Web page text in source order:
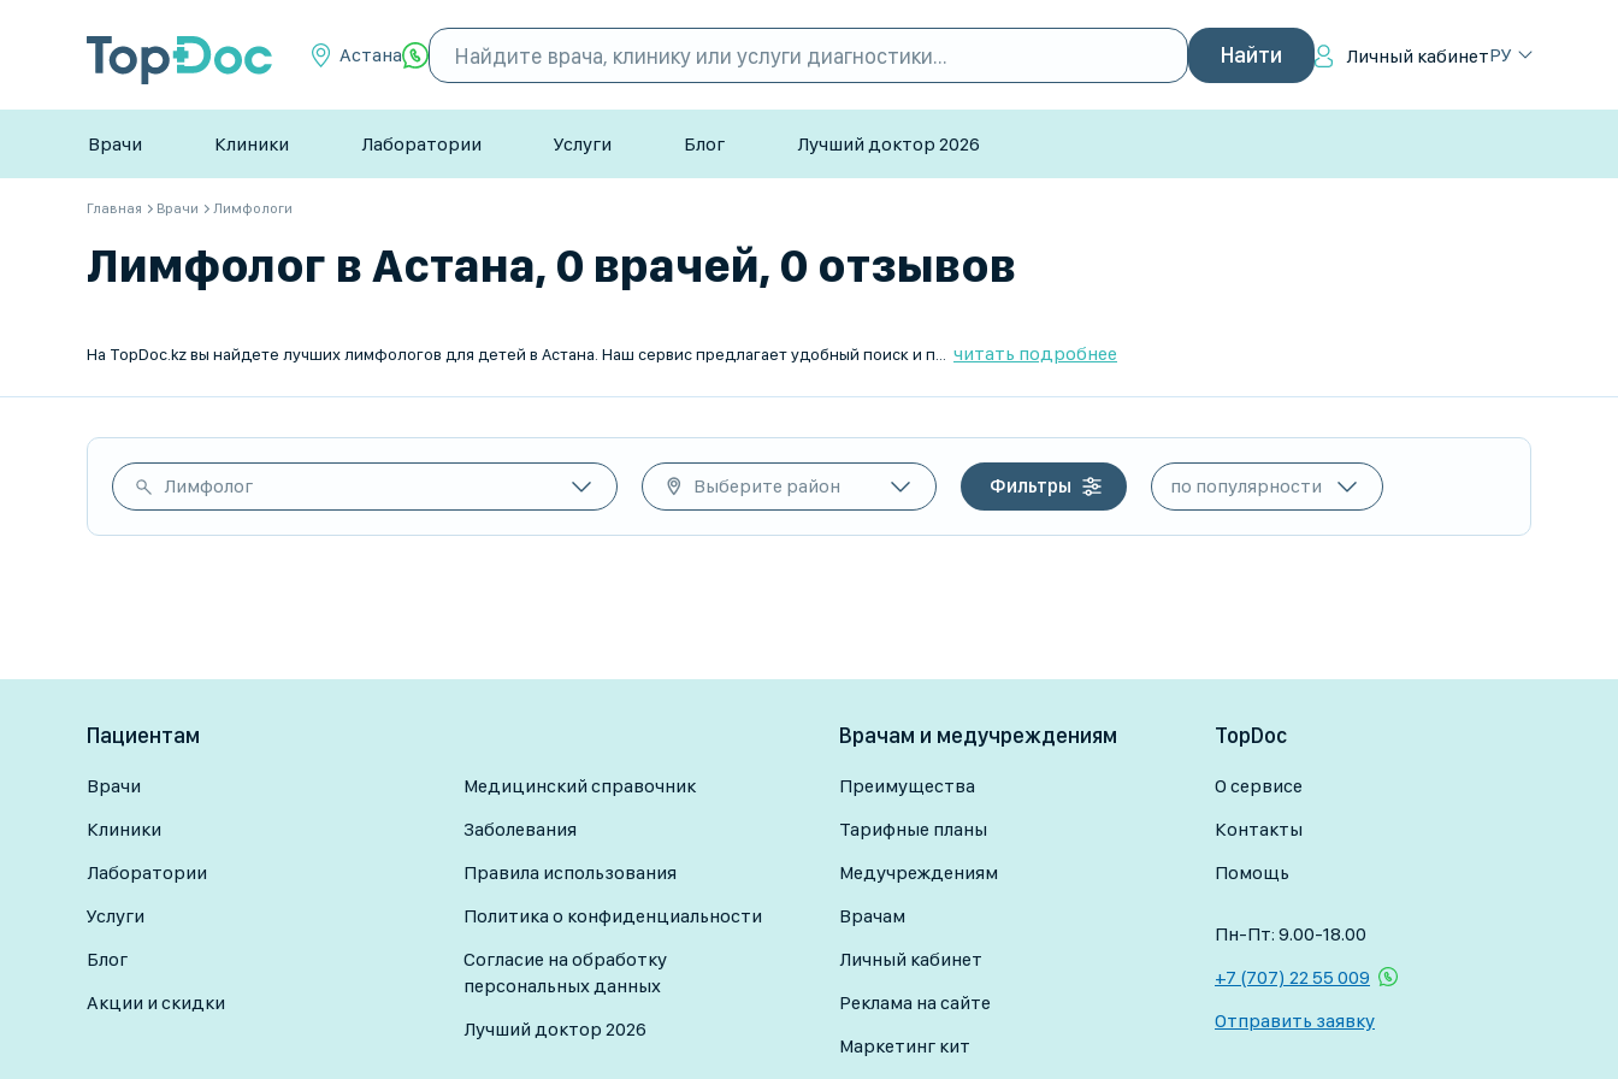
Астана Личный кабинетРУ
Врачи Клиники Лаборатории Услуги Блог Лучший доктор 2026
Главная Врачи Лимфологи
Лимфолог в Астана, 0 врачей, 0 отзывов
читать подробнее
Лимфолог Выберите район Фильтры
Пациентам
Врачи
Клиники
Лаборатории
Услуги
Блог
Акции и скидки
Медицинский справочник
Заболевания
Правила использования
Политика о конфиденциальности
Согласие на обработку
персональных данных
Лучший доктор 2026
Врачам и медучреждениям
Преимущества
Тарифные планы
Медучреждениям
Врачам
Личный кабинет
Реклама на сайте
Маркетинг кит
TopDoc
О сервисе
Контакты
Помощь
Пн-Пт: 9.00-18.00
+7 (707) 22 55 009
Отправить заявку